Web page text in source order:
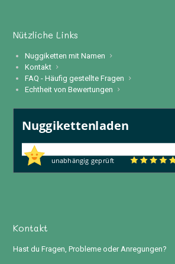
Nützliche Links
Nuggiketten mit Namen
Kontakt
FAQ - Häufig gestellte Fragen
Echtheit von Bewertungen
Nuggikettenladen
unabhängig geprüft
Kontakt
Hast du Fragen, Probleme oder Anregungen?